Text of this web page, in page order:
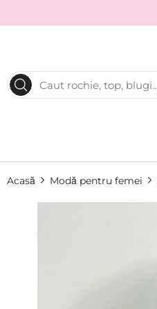
Acasă Modă pentru femei